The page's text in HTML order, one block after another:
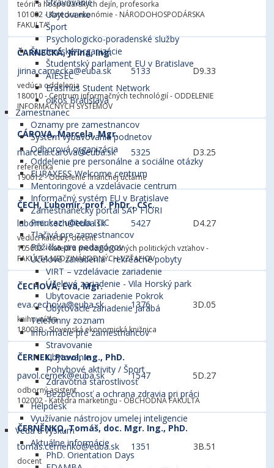
Ubytovanie
Šport
Psychologicko-poradenské služby
Študentské organizácie
Študentský parlament EU v Bratislave
AIESEC
Erasmus Student Network
oikos Bratislava
Zamestnanec
Oznamy pre zamestnancov
Systém vybavovania podnetov
Odborová organizácia
Oddelenie pre personálne a sociálne otázky
EURAXESS Welcome centrum
Mentoringové a vzdelávacie centrum
Informačný systém EU v Bratislave
Zamestnanecký portál SAP FIORI
Preukaz učiteľa ITIC
Tlačivá pre zamestnancov
Pôžička pre pedagógov
Účelové zariadenia - rekreačné pobyty
VIRT – vzdelávacie zariadenie
Účelové zariadenie - Vila Horský park
Ubytovacie zariadenie Pokrok
Ubytovacie zariadenie Jarabá
Telefónny zoznam
Informácie pre zamestnancov
Stravovanie
Ubytovanie
Pohybové aktivity / Šport
Zdravotná starostlivosť
Bezpečnosť a ochrana zdravia pri práci
Helpdesk
Využívanie nástrojov umelej inteligencie
Veda a výskum
Aktuálne informácie
PhD. Orientation Days
teórií a hospodárskych dejín, profesorka
101002 - Katedra ekonómie- NÁRODOHOSPODÁRSKA
FAKULTA
ČARNECKÁ, Jiřina, Ing.
jirina.carnecka@euba.sk
5133 D9.33
vedúca oddelenia
180010 - Centrum informačných technológií- ODDELENIE
INFORMAČNÝCH SYSTÉMOV
CÁROVA, Marcela, Mgr.
marcela.carova@euba.sk
5325 D3.25
referentka
190012 - Oddelenie finančnej učtárne
ČECH, Ľubomír, prof. PhDr., CSc.
lubomir.cech@euba.sk
5427 D4.27
vedúci katedry, docent
105003 - Katedra medzinárodných politických vzťahov-
FAKULTA MEDZINÁRODNÝCH VZŤAHOV
ČECHOVÁ, Eva, Mgr.
eva.cechova@euba.sk
1376 3D.05
knihovníčka
180030 - Slovenská ekonomická knižnica
ČERNEK, Pavol, Ing., PhD.
pavol.cernek@euba.sk
1547 5D.27
odborný asistent
102002 - Katedra marketingu- OBCHODNÁ FAKULTA
ČERNĚNKO, Tomáš, doc. Mgr. Ing., PhD.
tomas.cernenko@euba.sk
1351 3B.51
docent